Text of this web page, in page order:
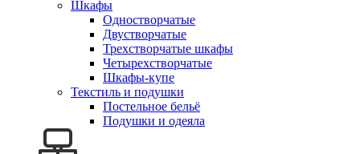
Шкафы
Одностворчатые
Двустворчатые
Трехстворчатые шкафы
Четырехстворчатые
Шкафы-купе
Текстиль и подушки
Постельное бельё
Подушки и одеяла